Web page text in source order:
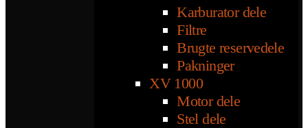
Karburator dele
Filtre
Brugte reservedele
Pakninger
XV 1000
Motor dele
Stel dele